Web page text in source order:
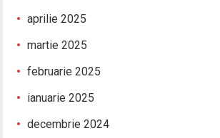
aprilie 2025
martie 2025
februarie 2025
ianuarie 2025
decembrie 2024